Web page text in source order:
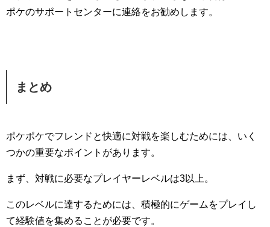
ポケのサポートセンターに連絡をお勧めします。
まとめ
ポケポケでフレンドと快適に対戦を楽しむためには、いく
つかの重要なポイントがあります。
まず、対戦に必要なプレイヤーレベルは3以上。
このレベルに達するためには、積極的にゲームをプレイし
て経験値を集めることが必要です。